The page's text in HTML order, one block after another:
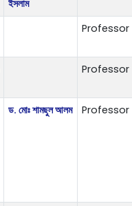
ইসলাম
Professor
Professor
ড. মোঃ শামছুল আলম Professor